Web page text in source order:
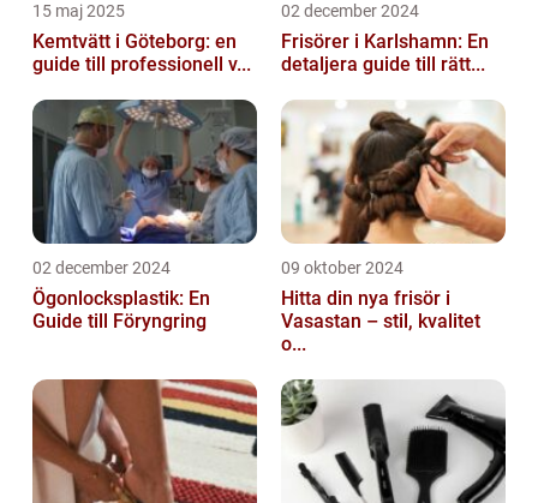
15 maj 2025
Kemtvätt i Göteborg: en
guide till professionell v...
02 december 2024
Frisörer i Karlshamn: En
detaljera guide till rätt...
02 december 2024
Ögonlocksplastik: En
Guide till Föryngring
09 oktober 2024
Hitta din nya frisör i
Vasastan – stil, kvalitet
o...